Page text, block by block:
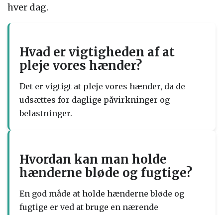
hver dag.
Hvad er vigtigheden af at
pleje vores hænder?
Det er vigtigt at pleje vores hænder, da de
udsættes for daglige påvirkninger og
belastninger.
Hvordan kan man holde
hænderne bløde og fugtige?
En god måde at holde hænderne bløde og
fugtige er ved at bruge en nærende